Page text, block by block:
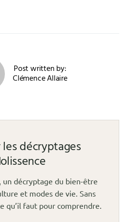
Post written by:
Clémence Allaire
les décryptages
un décryptage du bien-être
et modes de vie. Sans
qu’il faut pour comprendre.